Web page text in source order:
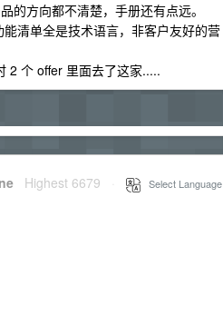
的方向都不清楚，手册还有点远。
清单全是技术语言，非客户友好的营
2 个 offer 里面去了这家.....
Highest 6679 Select Language